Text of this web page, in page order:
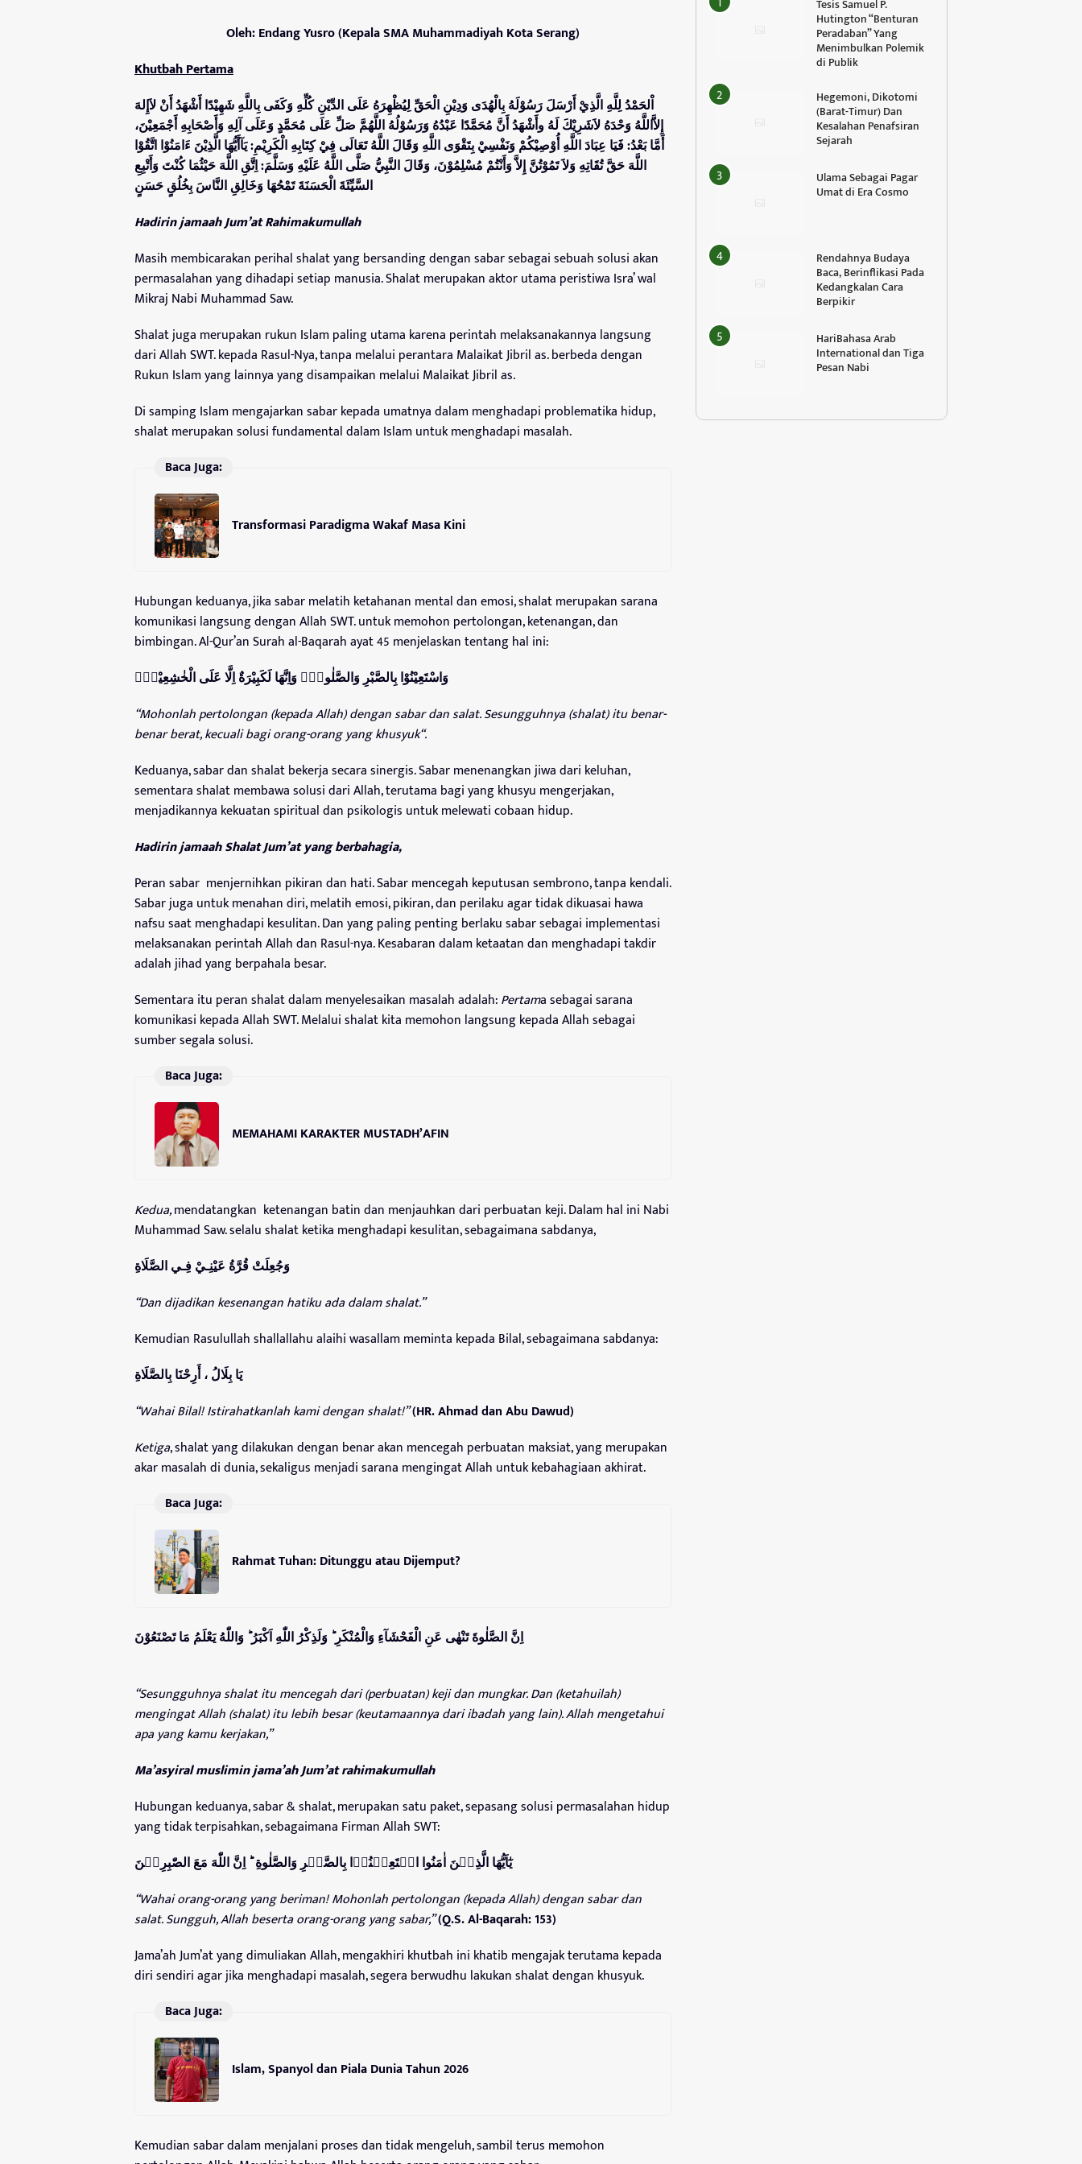
Oleh: Endang Yusro (Kepala SMA Muhammadiyah Kota Serang)
Khutbah Pertama
اْلحَمْدُ لِلَّهِ الَّذِيْ أَرْسَلَ رَسُوْلَهُ بِالْهُدَى وَدِيْنِ الْحَقِّ لِيُظْهِرَهُ عَلَى الدِّيْنِ كُلِّهِ وَكَفَى بِاللَّهِ شَهِيْدًا أَشْهَدُ أَنْ لاَإِلهَ
إِلاَّاللَّهُ وَحْدَهُ لاَشَرِيْكَ لَهُ وأَشْهَدُ أَنَّ مُحَمَّدًا عَبْدُهُ وَرَسُوْلُهُ اللَّهُمَّ صَلِّ عَلَى مُحَمَّدٍ وَعَلَى آلِهِ وَأَصْحَابِهِ أَجْمَعِيْنَ،
أَمَّا بَعْدُ: فَيَا عِبَادَ اللَّهِ أُوْصِيْكُمْ وَنَفْسِيْ بِتَقْوَى اللَّهِ وَقَالَ اللَّهُ تَعَالَى فِيْ كِتَابِهِ الْكَرِيْمِ: يَآأَيُّهَا الَّذِيْنَ ءَامَنُوْا اتَّقُوْا
اللَّهَ حَقَّ تُقَاتِهِ وَلاَ تَمُوْتُنَّ إِلاَّ وَأَنْتُمْ مُسْلِمُوْنَ، وَقَالَ النَّبِيُّ صَلَّى اللَّهُ عَلَيْهِ وَسَلَّمَ: اِتَّقِ اللَّهَ حَيْثُمَا كُنْتَ وَأَتْبِعِ
السَّيِّئَةَ الْحَسَنَةَ تَمْحُهَا وَخَالِقِ النَّاسَ بِخُلُقٍ حَسَن
Hadirin jamaah Jum’at Rahimakumullah
Masih membicarakan perihal shalat yang bersanding dengan sabar sebagai sebuah solusi akan
permasalahan yang dihadapi setiap manusia. Shalat merupakan aktor utama peristiwa Isra’ wal
Mikraj Nabi Muhammad Saw.
Shalat juga merupakan rukun Islam paling utama karena perintah melaksanakannya langsung
dari Allah SWT. kepada Rasul-Nya, tanpa melalui perantara Malaikat Jibril as. berbeda dengan
Rukun Islam yang lainnya yang disampaikan melalui Malaikat Jibril as.
Di samping Islam mengajarkan sabar kepada umatnya dalam menghadapi problematika hidup,
shalat merupakan solusi fundamental dalam Islam untuk menghadapi masalah.
Baca Juga:
Transformasi Paradigma Wakaf Masa Kini
Hubungan keduanya, jika sabar melatih ketahanan mental dan emosi, shalat merupakan sarana
komunikasi langsung dengan Allah SWT. untuk memohon pertolongan, ketenangan, dan
bimbingan. Al-Qur’an Surah al-Baqarah ayat 45 menjelaskan tentang hal ini:
وَاسْتَعِيْنُوْا بِالصَّبْرِ وَالصَّلٰوةِۗ وَاِنَّهَا لَكَبِيْرَةٌ اِلَّا عَلَى الْخٰشِعِيْنَۙ
“Mohonlah pertolongan (kepada Allah) dengan sabar dan salat. Sesungguhnya (shalat) itu benar-
benar berat, kecuali bagi orang-orang yang khusyuk“.
Keduanya, sabar dan shalat bekerja secara sinergis. Sabar menenangkan jiwa dari keluhan,
sementara shalat membawa solusi dari Allah, terutama bagi yang khusyu mengerjakan,
menjadikannya kekuatan spiritual dan psikologis untuk melewati cobaan hidup.
Hadirin jamaah Shalat Jum’at yang berbahagia,
Peran sabar menjernihkan pikiran dan hati. Sabar mencegah keputusan sembrono, tanpa kendali.
Sabar juga untuk menahan diri, melatih emosi, pikiran, dan perilaku agar tidak dikuasai hawa
nafsu saat menghadapi kesulitan. Dan yang paling penting berlaku sabar sebagai implementasi
melaksanakan perintah Allah dan Rasul-nya. Kesabaran dalam ketaatan dan menghadapi takdir
adalah jihad yang berpahala besar.
Sementara itu peran shalat dalam menyelesaikan masalah adalah:Pertama sebagai sarana
komunikasi kepada Allah SWT. Melalui shalat kita memohon langsung kepada Allah sebagai
sumber segala solusi.
Baca Juga:
MEMAHAMI KARAKTER MUSTADH’AFIN
Kedua,mendatangkan ketenangan batin dan menjauhkan dari perbuatan keji. Dalam hal ini Nabi
Muhammad Saw. selalu shalat ketika menghadapi kesulitan, sebagaimana sabdanya,
وَجُعِلَتْ قُرَّةُ عَيْنِـيْ فِـي الصَّلَاة
“Dan dijadikan kesenangan hatiku ada dalam shalat.”
Kemudian Rasulullah shallallahu alaihi wasallam meminta kepada Bilal, sebagaimana sabdanya:
يَا بِلَالُ ، أَرِحْنَا بِالصَّلَاة
“Wahai Bilal! Istirahatkanlah kami dengan shalat!”(HR. Ahmad dan Abu Dawud)
Ketiga, shalat yang dilakukan dengan benar akan mencegah perbuatan maksiat, yang merupakan
akar masalah di dunia, sekaligus menjadi sarana mengingat Allah untuk kebahagiaan akhirat.
Baca Juga:
Rahmat Tuhan: Ditunggu atau Dijemput?
اِنَّ الصَّلٰوةَ تَنْهٰى عَنِ الْفَحْشَآءِ وَالْمُنْكَرِ ؕ وَلَذِكْرُ اللّٰهِ اَكْبَرُ ؕ وَاللّٰهُ يَعْلَمُ مَا تَصْنَعُوْن
“Sesungguhnya shalat itu mencegah dari (perbuatan) keji dan mungkar. Dan (ketahuilah)
mengingat Allah (shalat) itu lebih besar (keutamaannya dari ibadah yang lain). Allah mengetahui
apa yang kamu kerjakan,”
Ma’asyiral muslimin jama’ah Jum’at rahimakumullah
Hubungan keduanya, sabar & shalat, merupakan satu paket, sepasang solusi permasalahan hidup
yang tidak terpisahkan, sebagaimana Firman Allah SWT:
يٰٓاَيُّهَا الَّذِيۡنَ اٰمَنُوا اسۡتَعِيۡنُوۡا بِالصَّبۡرِ وَالصَّلٰوةِ ؕ اِنَّ اللّٰهَ مَعَ الصّٰبِرِيۡنَ‏
“Wahai orang-orang yang beriman! Mohonlah pertolongan (kepada Allah) dengan sabar dan
salat. Sungguh, Allah beserta orang-orang yang sabar,”(Q.S. Al-Baqarah: 153)
Jama’ah Jum’at yang dimuliakan Allah, mengakhiri khutbah ini khatib mengajak terutama kepada
diri sendiri agar jika menghadapi masalah, segera berwudhu lakukan shalat dengan khusyuk.
Baca Juga:
Islam, Spanyol dan Piala Dunia Tahun 2026
Kemudian sabar dalam menjalani proses dan tidak mengeluh, sambil terus memohon
Tesis Samuel P.
Hutington “Benturan
Peradaban” Yang
Menimbulkan Polemik
di Publik
Hegemoni, Dikotomi
(Barat-Timur) Dan
Kesalahan Penafsiran
Sejarah
Ulama Sebagai Pagar
Umat di Era Cosmo
Rendahnya Budaya
Baca, Berinflikasi Pada
Kedangkalan Cara
Berpikir
HariBahasa Arab
International dan Tiga
Pesan Nabi